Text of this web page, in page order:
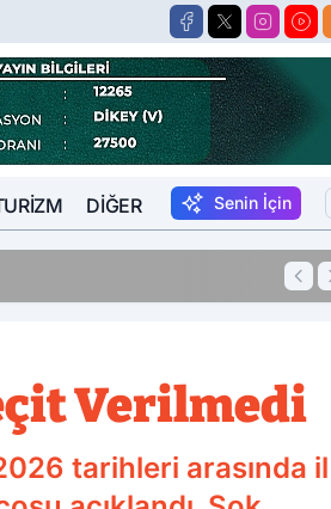
DIĞER Senin İçin
10:41
Verilmedi
tarihleri arasında il